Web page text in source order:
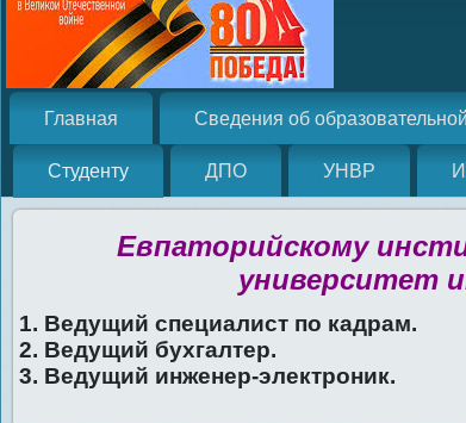
Главная Сведения об
Студенту ДПО УНВР
Евпаторийскому
университет
1. Ведущий специалист по кадрам.
2. Ведущий бухгалтер.
3. Ведущий инженер-электроник.